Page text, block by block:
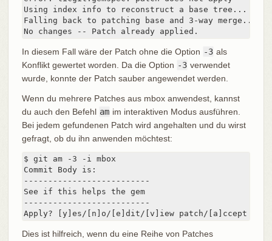
Using index info to reconstruct a base tree...
Falling back to patching base and 3-way merge...
No changes -- Patch already applied.
In diesem Fall wäre der Patch ohne die Option -3 als
Konflikt gewertet worden. Da die Option -3 verwendet
wurde, konnte der Patch sauber angewendet werden.
Wenn du mehrere Patches aus mbox anwendest, kannst
du auch den Befehl am im interaktiven Modus ausführen.
Bei jedem gefundenen Patch wird angehalten und du wirst
gefragt, ob du ihn anwenden möchtest:
$ git am -3 -i mbox
Commit Body is:
--------------------------
See if this helps the gem
--------------------------
Apply? [y]es/[n]o/[e]dit/[v]iew patch/[a]ccept all
Dies ist hilfreich, wenn du eine Reihe von Patches